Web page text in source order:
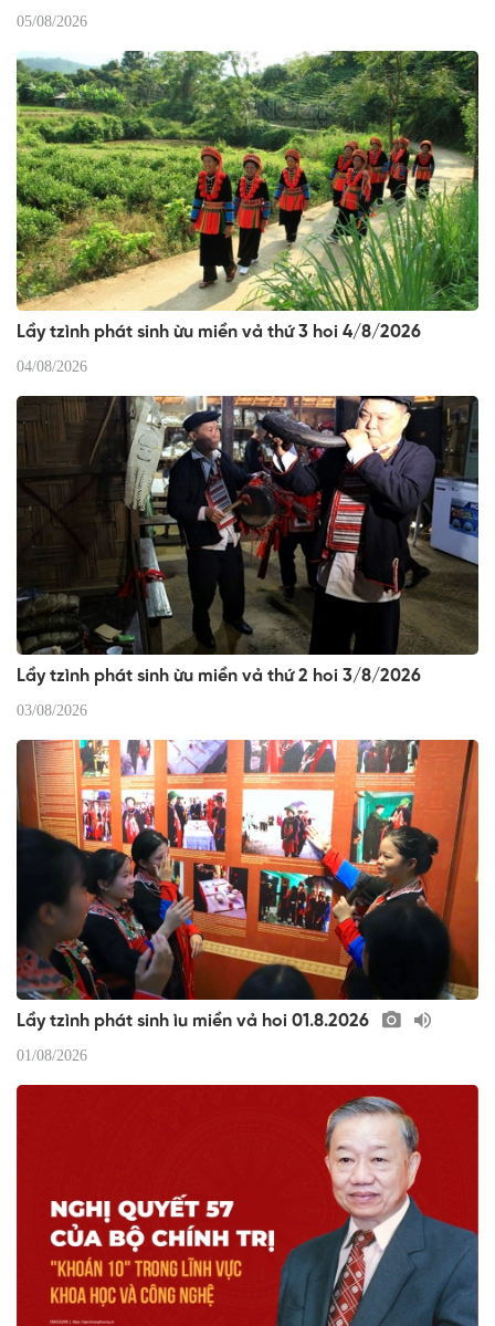
05/08/2026
Lầy tzình phát sinh ừu miền vả thứ 3 hoi 4/8/2026
04/08/2026
Lầy tzình phát sinh ừu miền vả thứ 2 hoi 3/8/2026
03/08/2026
Lầy tzình phát sinh ìu miền vả hoi 01.8.2026
01/08/2026